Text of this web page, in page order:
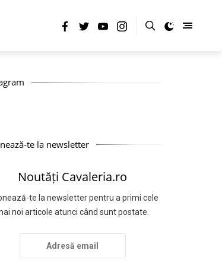
te la newsletter
Noutăți Cavaleria.ro
te la newsletter pentru a primi cele
noi articole atunci când sunt postate.